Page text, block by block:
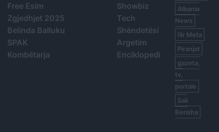
Free Esim
Zgjedhjet 2025
Belinda Balluku
SPAK
Kombëtarja
Showbiz
Tech
Shëndetësi
Argetim
Enciklopedi
Albania
News
Ilir Meta
Piranjat
gazeta,
tv,
portale
Sali
Berisha